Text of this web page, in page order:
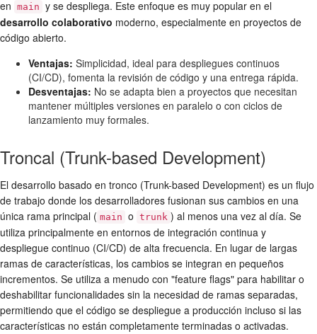
en main y se despliega. Este enfoque es muy popular en el
desarrollo colaborativo moderno, especialmente en proyectos de
código abierto.
Ventajas: Simplicidad, ideal para despliegues continuos
(CI/CD), fomenta la revisión de código y una entrega rápida.
Desventajas: No se adapta bien a proyectos que necesitan
mantener múltiples versiones en paralelo o con ciclos de
lanzamiento muy formales.
Troncal (Trunk-based Development)
El desarrollo basado en tronco (Trunk-based Development) es un flujo
de trabajo donde los desarrolladores fusionan sus cambios en una
única rama principal ( main o trunk ) al menos una vez al día. Se
utiliza principalmente en entornos de integración continua y
despliegue continuo (CI/CD) de alta frecuencia. En lugar de largas
ramas de características, los cambios se integran en pequeños
incrementos. Se utiliza a menudo con "feature flags" para habilitar o
deshabilitar funcionalidades sin la necesidad de ramas separadas,
permitiendo que el código se despliegue a producción incluso si las
características no están completamente terminadas o activadas.